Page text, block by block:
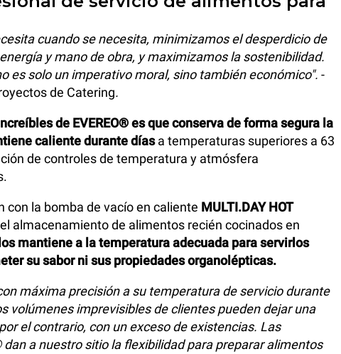
cuando se necesita, minimizamos el desperdicio de
y mano de obra, y maximizamos la sostenibilidad.
es solo un imperativo moral, sino también económico". -
de Catering.
de EVEREO® es que conserva de forma segura la
caliente durante díasa temperaturas superiores a 63
de controles de temperatura y atmósfera
con la bomba de vacío en caliente MULTI.DAY HOT
almacenamiento de alimentos recién cocinados en
los mantiene a la temperatura adecuada para servirlos
su sabor ni sus propiedades organolépticas.
máxima precisión a su temperatura de servicio durante
volúmenes imprevisibles de clientes pueden dejar una
el contrario, con un exceso de existencias. Las
dan a nuestro sitio la flexibilidad para preparar alimentos